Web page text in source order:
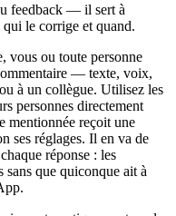
feedback — il sert à
le corrige et quand.
vous ou toute personne
— texte, voix,
à un collègue. Utilisez les
personnes directement
mentionnée reçoit une
ses réglages. Il en va de
réponse : les
sans que quiconque ait à